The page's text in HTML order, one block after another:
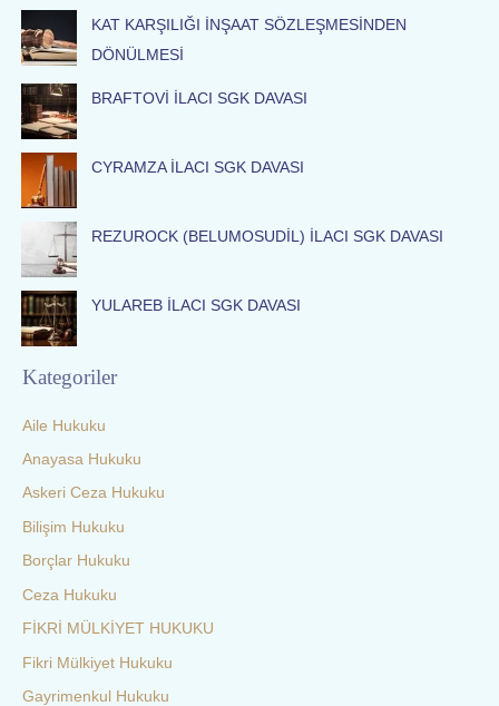
c
h
f
o
r
:
KAT KARŞILIĞI İNŞAAT SÖZLEŞMESİNDEN
DÖNÜLMESİ
BRAFTOVİ İLACI SGK DAVASI
CYRAMZA İLACI SGK DAVASI
REZUROCK (BELUMOSUDİL) İLACI SGK DAVASI
YULAREB İLACI SGK DAVASI
Kategoriler
Aile Hukuku
Anayasa Hukuku
Askeri Ceza Hukuku
Bilişim Hukuku
Borçlar Hukuku
Ceza Hukuku
FİKRİ MÜLKİYET HUKUKU
Fikri Mülkiyet Hukuku
Gayrimenkul Hukuku